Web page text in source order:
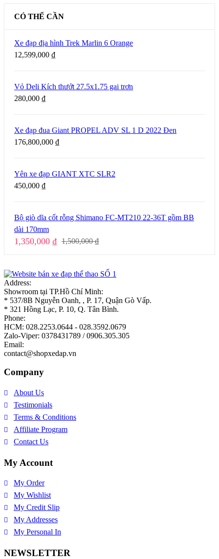
CÓ THỂ CẦN
Xe đạp địa hình Trek Marlin 6 Orange
12,599,000 ₫
Vỏ Deli Kích thướt 27.5x1.75 gai trơn
280,000 ₫
Xe đạp đua Giant PROPEL ADV SL 1 D 2022 Đen
176,800,000 ₫
Yên xe đạp GIANT XTC SLR2
450,000 ₫
Bộ giò dĩa cốt rỗng Shimano FC-MT210 22-36T gồm BB
dài 170mm
1,500,000₫
1,350,000 ₫
Address:
Showroom tại TP.Hồ Chí Minh:
* 537/8B Nguyễn Oanh, , P. 17, Quận Gò Vấp.
* 321 Hồng Lạc, P. 10, Q. Tân Bình.
Phone:
HCM: 028.2253.0644 - 028.3592.0679
Zalo-Viper: 0378431789 / 0906.305.305
Email:
contact@shopxedap.vn
Company
About Us
Testimonials
Terms & Conditions
Affiliate Program
Contact Us
My Account
My Order
My Wishlist
My Credit Slip
My Addresses
My Personal In
NEWSLETTER